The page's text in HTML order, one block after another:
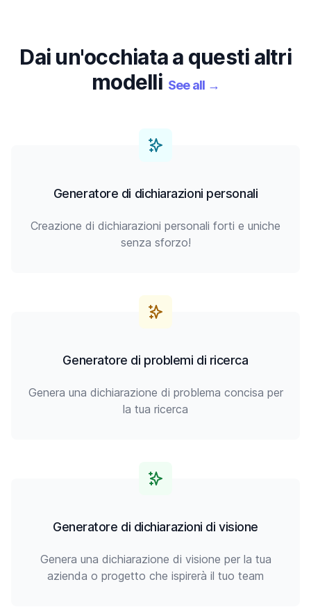
Dai un'occhiata a questi altri
modelli See all →
Generatore di dichiarazioni personali
Creazione di dichiarazioni personali forti e uniche
senza sforzo!
Generatore di problemi di ricerca
Genera una dichiarazione di problema concisa per
la tua ricerca
Generatore di dichiarazioni di visione
Genera una dichiarazione di visione per la tua
azienda o progetto che ispirerà il tuo team